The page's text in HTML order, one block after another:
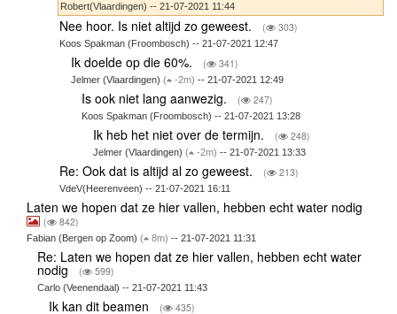
Robert(Vlaardingen) -- 21-07-2021 11:44
Nee hoor. Is niet altijd zo geweest. ( 303)
Koos Spakman (Froombosch) -- 21-07-2021 12:47
Ik doelde op die 60%. ( 341)
Jelmer (Vlaardingen) ( -2m) -- 21-07-2021 12:49
Is ook niet lang aanwezig. ( 247)
Koos Spakman (Froombosch) -- 21-07-2021 13:28
Ik heb het niet over de termijn. ( 248)
Jelmer (Vlaardingen) ( -2m) -- 21-07-2021 13:33
Re: Ook dat is altijd al zo geweest. ( 213)
VdeV(Heerenveen) -- 21-07-2021 16:11
Laten we hopen dat ze hier vallen, hebben echt water nodig
( 842)
Fabian (Bergen op Zoom) ( 8m) -- 21-07-2021 11:31
Re: Laten we hopen dat ze hier vallen, hebben echt water
nodig ( 599)
Carlo (Veenendaal) -- 21-07-2021 11:43
Ik kan dit beamen ( 435)